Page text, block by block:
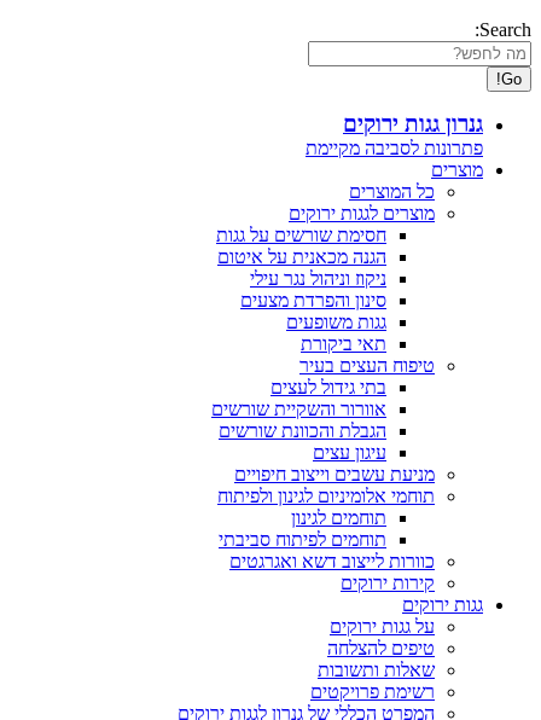
Search:
גנרון גגות ירוקים
פתרונות לסביבה מקיימת
מוצרים
כל המוצרים
מוצרים לגגות ירוקים
חסימת שורשים על גגות
הגנה מכאנית על איטום
ניקוז וניהול נגר עילי
סינון והפרדת מצעים
גגות משופעים
תאי ביקורת
טיפוח העצים בעיר
בתי גידול לעצים
אוורור והשקיית שורשים
הגבלת והכוונת שורשים
עיגון עצים
מניעת עשבים וייצוב חיפויים
תוחמי אלומיניום לגינון ולפיתוח
תוחמים לגינון
תוחמים לפיתוח סביבתי
כוורות לייצוב דשא ואגרגטים
קירות ירוקים
גגות ירוקים
על גגות ירוקים
טיפים להצלחה
שאלות ותשובות
רשימת פרויקטים
המפרט הכללי של גנרון לגגות ירוקים